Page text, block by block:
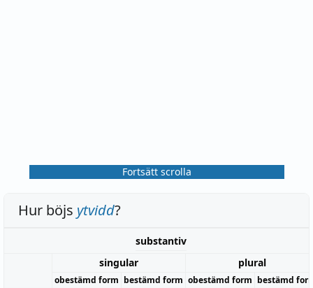
Fortsätt scrolla
Hur böjs ytvidd?
substantiv
singular
plural
obestämd form bestämd form obestämd form bestämd